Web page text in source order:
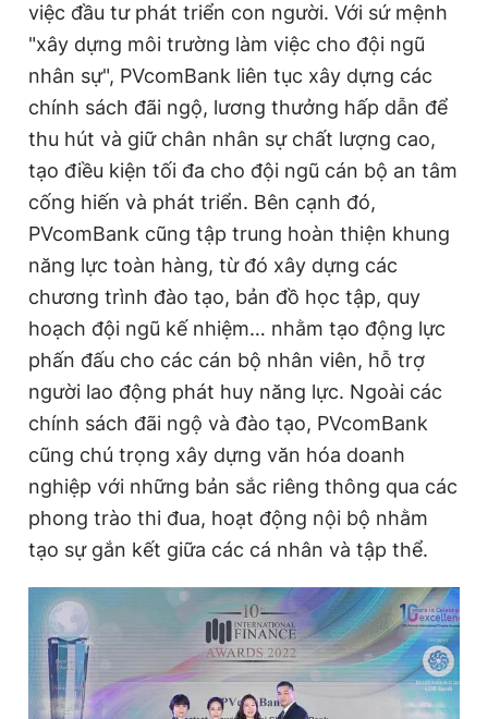
Đặt báo Quảng cáo RSS Tòa soạn Chính sách bảo
Tổng biên tập: Nguyễn Ngọc Toàn
Phó tổng biên tập thường trực: Hải Thành
Phó tổng biên tập: Lâm Hiếu Dũng
Phó tổng biên tập: Trần Việt Hưng
Tổng thư ký tòa soạn: Đức Trung
Giấy phép xuất bản số 110/GP - BTTTT cấp ngày 24.3.2020
© 2003-2026 Bản quyền thuộc về Báo Thanh Niên. Cấm sao
chép dưới mọi hình thức nếu không có sự chấp thuận bằng văn
bản. Phát triển bởi ePi Technologies, JSC.
việc đầu tư phát triển con người. Với sứ mệnh
"xây dựng môi trường làm việc cho đội ngũ
nhân sự", PVcomBank liên tục xây dựng các
chính sách đãi ngộ, lương thưởng hấp dẫn để
thu hút và giữ chân nhân sự chất lượng cao,
tạo điều kiện tối đa cho đội ngũ cán bộ an tâm
cống hiến và phát triển. Bên cạnh đó,
PVcomBank cũng tập trung hoàn thiện khung
năng lực toàn hàng, từ đó xây dựng các
chương trình đào tạo, bản đồ học tập, quy
hoạch đội ngũ kế nhiệm… nhằm tạo động lực
phấn đấu cho các cán bộ nhân viên, hỗ trợ
người lao động phát huy năng lực. Ngoài các
chính sách đãi ngộ và đào tạo, PVcomBank
cũng chú trọng xây dựng văn hóa doanh
nghiệp với những bản sắc riêng thông qua các
phong trào thi đua, hoạt động nội bộ nhằm
tạo sự gắn kết giữa các cá nhân và tập thể.